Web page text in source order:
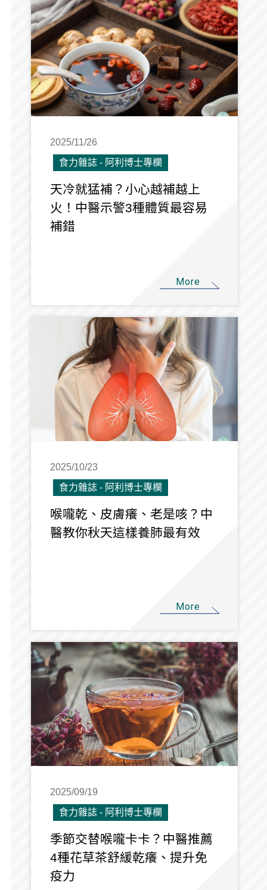
2025/11/26
食力雜誌 - 阿利博士專欄
天冷就猛補？小心越補越上
火！中醫示警3種體質最容易
補錯
More
2025/10/23
食力雜誌 - 阿利博士專欄
喉嚨乾、皮膚癢、老是咳？中
醫教你秋天這樣養肺最有效
More
2025/09/19
食力雜誌 - 阿利博士專欄
季節交替喉嚨卡卡？中醫推薦
4種花草茶舒緩乾癢、提升免
疫力